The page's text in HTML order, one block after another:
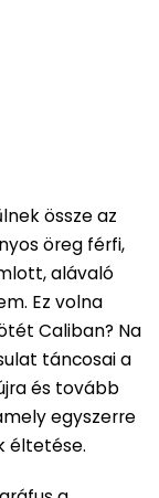
össze az
öreg férfi,
alávaló
Ez volna
Caliban? Na
táncosai a
és tovább
egyszerre
éltetése.